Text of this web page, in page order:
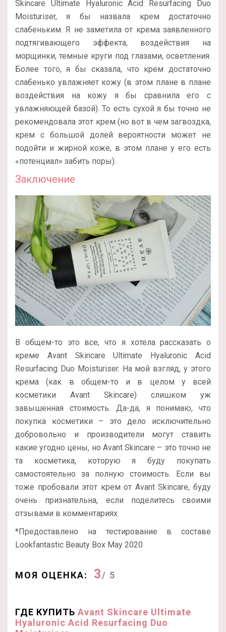
Skincare Ultimate Hyaluronic Acid Resurfacing Duo
Moisturiser, я бы назвала крем достаточно
слабеньким. Я не заметила от крема заявленного
подтягивающего эффекта, воздействия на
морщинки, темные круги под глазами, осветления.
Более того, я бы сказала, что крем достаточно
слабенько увлажняет кожу (в этом плане в плане
воздействия на кожу я бы сравнила его с
увлажняющей базой). То есть сухой я бы точно не
рекомендовала этот крем (но вот в чем загвоздка,
крем с большой долей вероятности может не
подойти и жирной коже, в этом плане у его есть
«потенциал» забить поры).
Заключение
В общем-то это все, что я хотела рассказать о
креме Avant Skincare Ultimate Hyaluronic Acid
Resurfacing Duo Moisturiser. На мой взгляд, у этого
крема (как в общем-то и в целом у всей
косметики Avant Skincare) слишком уж
завышенная стоимость. Да-да, я понимаю, что
покупка косметики – это дело исключительно
добровольно и производители могут ставить
какие угодно цены, но Avant Skincare – это точно не
та косметика, которую я буду покупать
самостоятельно за полную стоимость. Если вы
тоже пробовали этот крем от Avant Skincare, буду
очень признательна, если поделитесь своими
отзывами в комментариях.
*Предоставлено на тестирование в составе
Lookfantastic Beauty Box May 2020
МОЯ ОЦЕНКА: 3/ 5
ГДЕ КУПИТЬ Avant Skincare Ultimate
Hyaluronic Acid Resurfacing Duo